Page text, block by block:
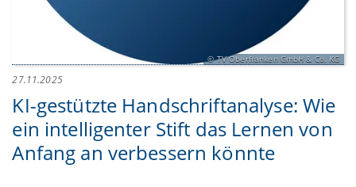
TV Oberfranken GmbH & Co. KG
27.11.2025
KI-gestützte Handschriftanalyse: Wie
ein intelligenter Stift das Lernen von
Anfang an verbessern könnte